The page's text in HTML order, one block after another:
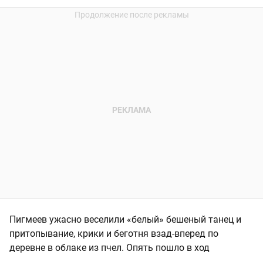
Пигмеев ужасно веселили «белый» бешеный танец и
притопывание, крики и беготня взад-вперед по
деревне в облаке из пчел. Опять пошло в ход